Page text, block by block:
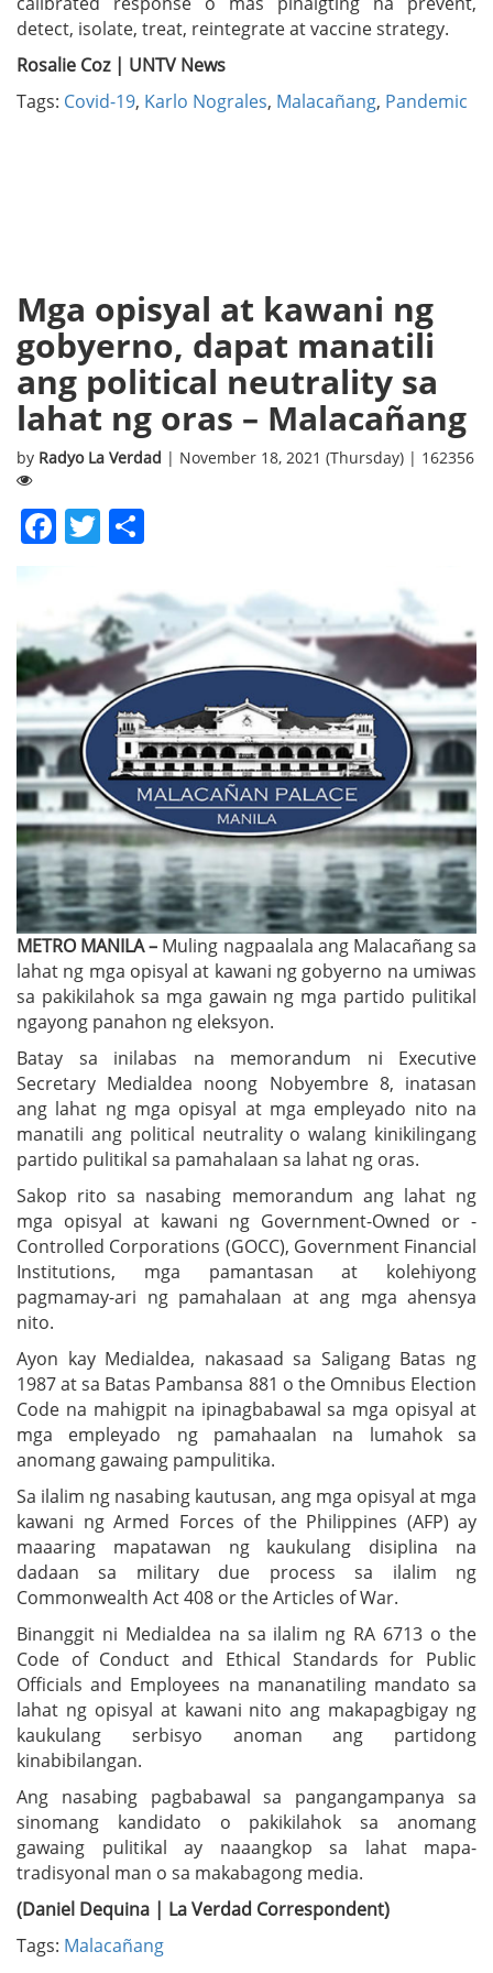
detect, isolate, treat, reintegrate at vaccine strategy.
Rosalie Coz | UNTV News
Tags: Covid-19, Karlo Nograles, Malacañang, Pandemic
Mga opisyal at kawani ng
gobyerno, dapat manatili
ang political neutrality sa
lahat ng oras – Malacañang
by Radyo La Verdad | November 18, 2021 (Thursday) | 162356
Facebook
Twitter
METRO MANILA – Muling nagpaalala ang Malacañang sa
lahat ng mga opisyal at kawani ng gobyerno na umiwas
sa pakikilahok sa mga gawain ng mga partido pulitikal
ngayong panahon ng eleksyon.
Batay sa inilabas na memorandum ni Executive
Secretary Medialdea noong Nobyembre 8, inatasan
ang lahat ng mga opisyal at mga empleyado nito na
manatili ang political neutrality o walang kinikilingang
partido pulitikal sa pamahalaan sa lahat ng oras.
Sakop rito sa nasabing memorandum ang lahat ng
mga opisyal at kawani ng Government-Owned or -
Controlled Corporations (GOCC), Government Financial
Institutions, mga pamantasan at kolehiyong
pagmamay-ari ng pamahalaan at ang mga ahensya
nito.
Ayon kay Medialdea, nakasaad sa Saligang Batas ng
1987 at sa Batas Pambansa 881 o the Omnibus Election
Code na mahigpit na ipinagbabawal sa mga opisyal at
mga empleyado ng pamahaalan na lumahok sa
anomang gawaing pampulitika.
Sa ilalim ng nasabing kautusan, ang mga opisyal at mga
kawani ng Armed Forces of the Philippines (AFP) ay
maaaring mapatawan ng kaukulang disiplina na
dadaan sa military due process sa ilalim ng
Commonwealth Act 408 or the Articles of War.
Binanggit ni Medialdea na sa ilalim ng RA 6713 o the
Code of Conduct and Ethical Standards for Public
Officials and Employees na mananatiling mandato sa
lahat ng opisyal at kawani nito ang makapagbigay ng
kaukulang serbisyo anoman ang partidong
kinabibilangan.
Ang nasabing pagbabawal sa pangangampanya sa
sinomang kandidato o pakikilahok sa anomang
gawaing pulitikal ay naaangkop sa lahat mapa-
tradisyonal man o sa makabagong media.
(Daniel Dequina | La Verdad Correspondent)
Tags: Malacañang